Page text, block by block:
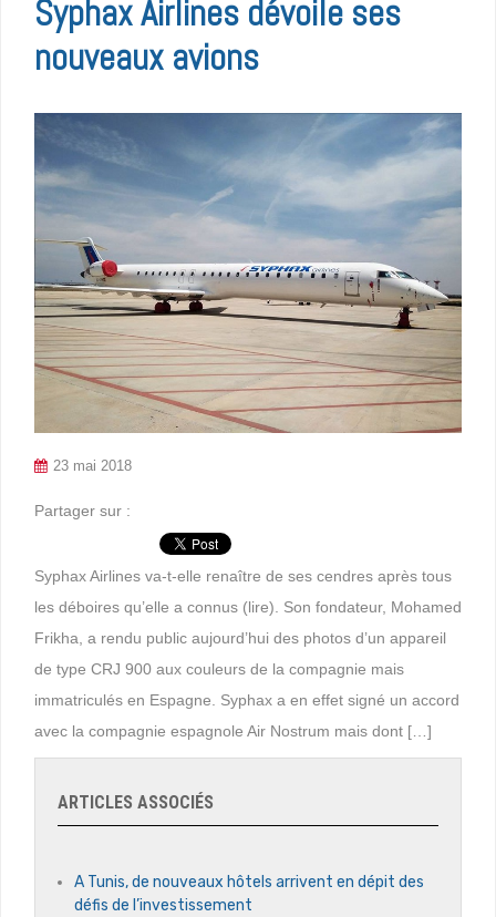
Syphax Airlines dévoile ses
nouveaux avions
23 mai 2018
Partager sur :
Syphax Airlines va-t-elle renaître de ses cendres après tous
les déboires qu’elle a connus (lire). Son fondateur, Mohamed
Frikha, a rendu public aujourd’hui des photos d’un appareil
de type CRJ 900 aux couleurs de la compagnie mais
immatriculés en Espagne. Syphax a en effet signé un accord
avec la compagnie espagnole Air Nostrum mais dont […]
ARTICLES ASSOCIÉS
A Tunis, de nouveaux hôtels arrivent en dépit des
défis de l’investissement